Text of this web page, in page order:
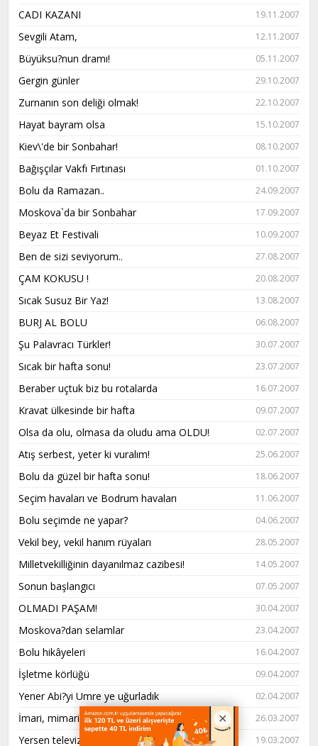
CADI KAZANI 19.11.2007
Sevgili Atam, 12.11.2007
Büyüksu?nun dramı! 05.11.2007
Gergin günler 29.10.2007
Zurnanın son deliği olmak! 22.10.2007
Hayat bayram olsa 15.10.2007
Kiev\'de bir Sonbahar! 08.10.2007
Bağışçılar Vakfı Fırtınası 01.10.2007
Bolu da Ramazan.. 24.09.2007
Moskova`da bir Sonbahar 17.09.2007
Beyaz Et Festivali 10.09.2007
Ben de sizi seviyorum.. 27.08.2007
ÇAM KOKUSU ! 20.08.2007
Sıcak Susuz Bir Yaz! 13.08.2007
BURJ AL BOLU 06.08.2007
Şu Palavracı Türkler! 30.07.2007
Sıcak bir hafta sonu! 23.07.2007
Beraber uçtuk biz bu rotalarda 16.07.2007
Kravat ülkesinde bir hafta 09.07.2007
Olsa da olu, olmasa da oludu ama OLDU! 02.07.2007
Atış serbest, yeter ki vuralım! 25.06.2007
Bolu da güzel bir hafta sonu! 18.06.2007
Seçim havaları ve Bodrum havaları 11.06.2007
Bolu seçimde ne yapar? 04.06.2007
Vekil bey, vekil hanım rüyaları 28.05.2007
Milletvekilliğinin dayanılmaz cazibesi! 14.05.2007
Sonun başlangıcı 07.05.2007
OLMADI PAŞAM! 30.04.2007
Moskova?dan selamlar 23.04.2007
Bolu hikâyeleri 16.04.2007
İşletme körlüğü 09.04.2007
Yener Abi?yi Umre ye uğurladık 02.04.2007
İmari, mimari, istismari durumlar! 26.03.2007
Yersen televizyonculuğu olmasın ! 19.03.2007